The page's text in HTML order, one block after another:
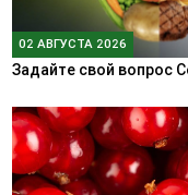
02 АВГУСТА 2026
Задайте свой вопрос